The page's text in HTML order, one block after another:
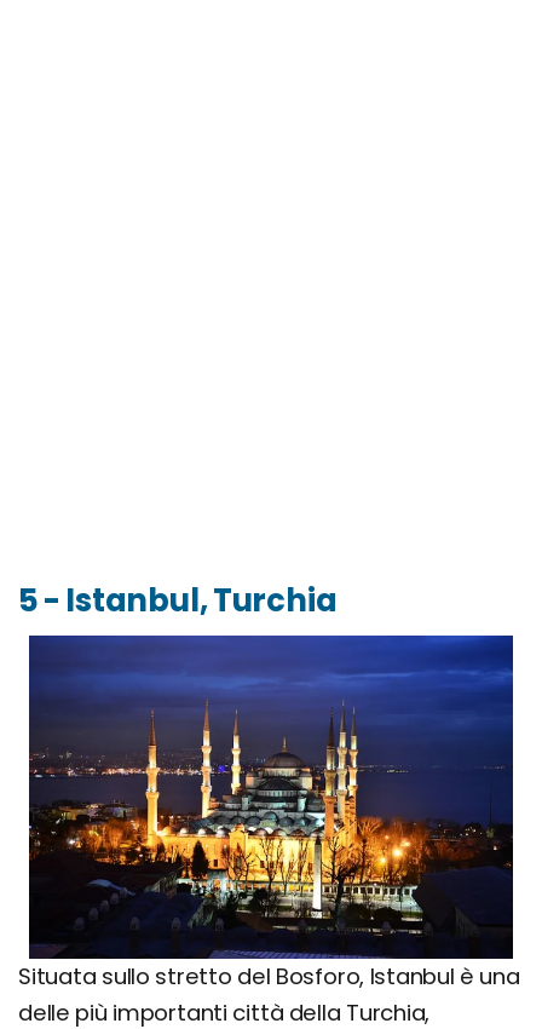
5 - Istanbul, Turchia
Situata sullo stretto del Bosforo, Istanbul è una
delle più importanti città della Turchia,